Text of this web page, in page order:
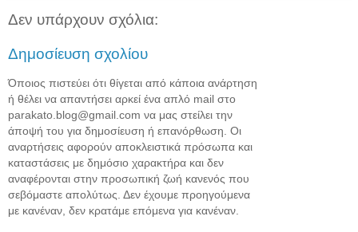
Δεν υπάρχουν σχόλια:
Δημοσίευση σχολίου
Όποιος πιστεύει ότι θίγεται από κάποια ανάρτηση
ή θέλει να απαντήσει αρκεί ένα απλό mail στο
parakato.blog@gmail.com να μας στείλει την
άποψή του για δημοσίευση ή επανόρθωση. Οι
αναρτήσεις αφορούν αποκλειστικά πρόσωπα και
καταστάσεις με δημόσιο χαρακτήρα και δεν
αναφέρονται στην προσωπική ζωή κανενός που
σεβόμαστε απολύτως. Δεν έχουμε προηγούμενα
με κανέναν, δεν κρατάμε επόμενα για κανέναν.